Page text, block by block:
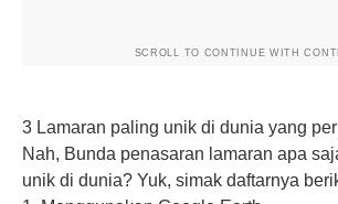
SCROLL TO CONTINUE WITH
3 Lamaran paling unik di dunia yang
Nah, Bunda penasaran lamaran apa
unik di dunia? Yuk, simak daftarnya